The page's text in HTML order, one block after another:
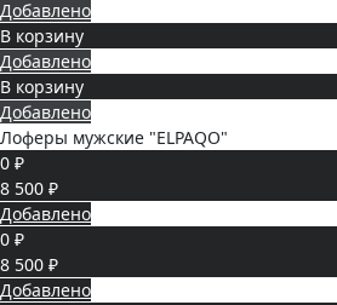
Добавлено
В корзину
Добавлено
В корзину
Добавлено
Лоферы мужские "ELPAQO"
0 ₽
8 500 ₽
Добавлено
0 ₽
8 500 ₽
Добавлено